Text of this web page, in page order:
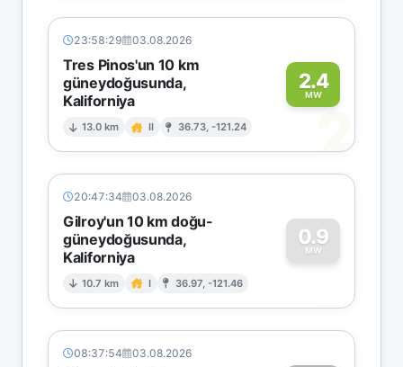
23:58:29 03.08.2026
Tres Pinos'un 10 km
güneydoğusunda,
Kaliforniya
13.0 km II 36.73, -121.24
2.4
MW
2
20:47:34 03.08.2026
Gilroy'un 10 km doğu-
güneydoğusunda,
Kaliforniya
10.7 km I 36.97, -121.46
0.9
MW
0
08:37:54 03.08.2026